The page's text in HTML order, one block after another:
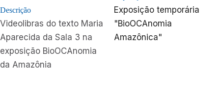
Descrição
Videolibras do texto Maria
Aparecida da Sala 3 na
exposição BioOCAnomia
da Amazônia
Exposição temporária
"BioOCAnomia
Amazônica"